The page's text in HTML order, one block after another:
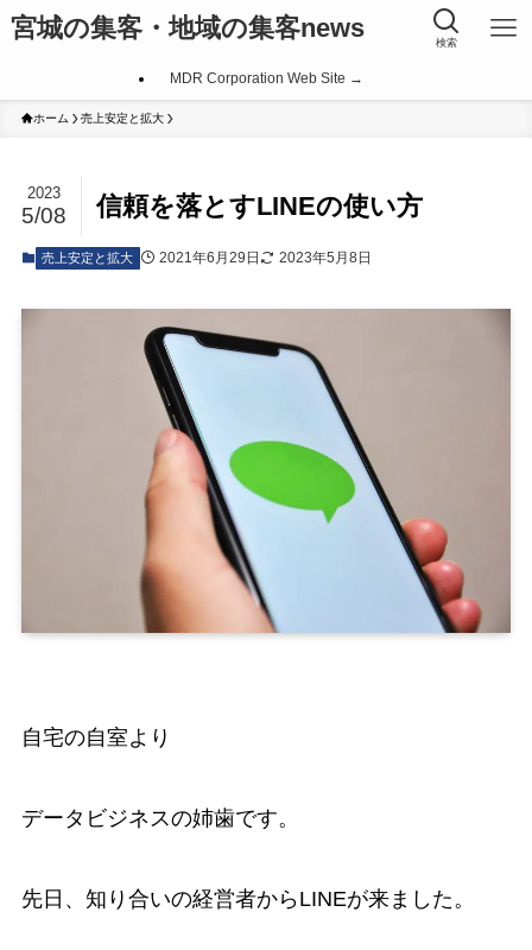
宮城の集客・地域の集客news 検索
MDR Corporation Web Site →
ホーム 売上安定と拡大
信頼を落とすLINEの使い方
2023
5/08
売上安定と拡大 2021年6月29日 2023年5月8日
自宅の自室より
データビジネスの姉歯です。
先日、知り合いの経営者からLINEが来ました。